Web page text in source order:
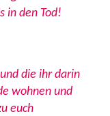
in den Tod!
die ihr darin
wohnen und
euch